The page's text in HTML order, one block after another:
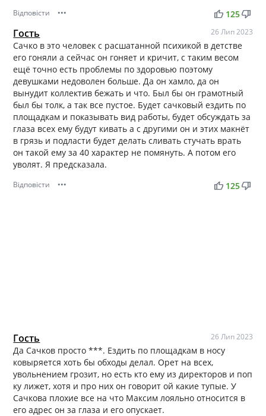
Відповісти ••• thumb_up thumb_down
125
Гость 26 Лип 2023
Сачко в это человек с расшатанной психикой в детстве
его гоняли а сейчас он гоняет и кричит, с таким весом
ещё точно есть проблемы по здоровью поэтому
девушками недоволен больше. Да он хамло, да он
вынудит коллектив бежать и что. Был бы он грамотный
был бы толк, а так все пустое. Будет сачковый ездить по
площадкам и показывать вид работы, будет обсуждать за
глаза всех ему будут кивать а с другими он и этих макнёт
в грязь и подласти будет делать сливать стучать врать
он такой ему за 40 характер не помянуть. А потом его
уволят. Я предсказала.
Відповісти ••• thumb_up thumb_down
125
Гость 26 Лип 2023
Да Сачков просто ***. Ездить по площадкам в носу
ковыряется хоть бы обходы делал. Орет на всех,
увольнением грозит, но есть кто ему из директоров и поп
ку лижет, хотя и про них он говорит ой какие тупые. У
Сачкова плохие все на что Максим лояльно относится в
его адрес он за глаза и его опускает.